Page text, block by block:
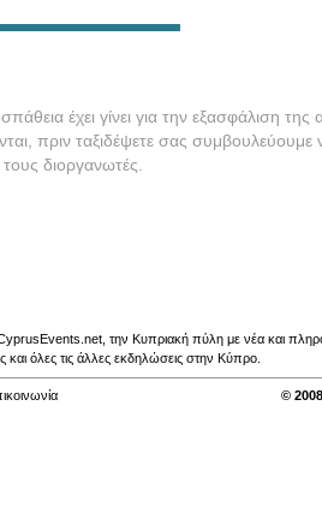
έχει γίνει για την εξασφάλιση της
πριν ταξιδέψετε σας συμβουλεύουμε
διοργανωτές.
την Κυπριακή πύλη με νέα και
και όλες τις άλλες εκδηλώσεις στην Κύπρο.
©